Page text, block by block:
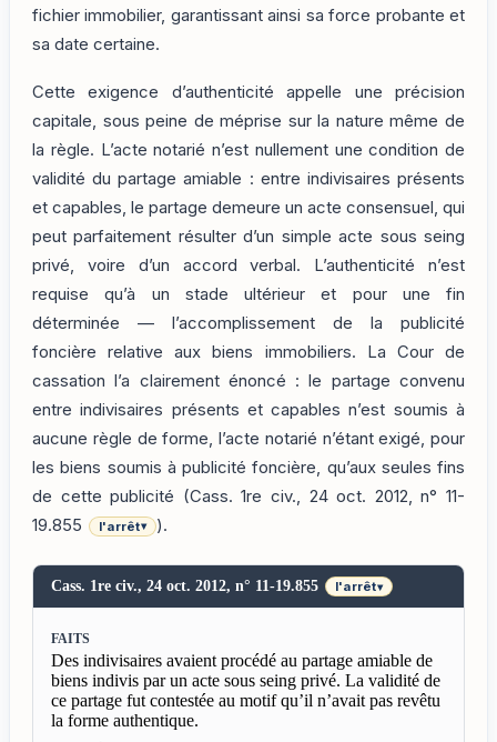
fichier immobilier, garantissant ainsi sa force probante et
sa date certaine.
Cette exigence d’authenticité appelle une précision
capitale, sous peine de méprise sur la nature même de
la règle. L’acte notarié n’est nullement une condition de
validité du partage amiable : entre indivisaires présents
et capables, le partage demeure un acte consensuel, qui
peut parfaitement résulter d’un simple acte sous seing
privé, voire d’un accord verbal. L’authenticité n’est
requise qu’à un stade ultérieur et pour une fin
déterminée — l’accomplissement de la publicité
foncière relative aux biens immobiliers. La Cour de
cassation l’a clairement énoncé : le partage convenu
entre indivisaires présents et capables n’est soumis à
aucune règle de forme, l’acte notarié n’étant exigé, pour
les biens soumis à publicité foncière, qu’aux seules fins
de cette publicité (Cass. 1re civ., 24 oct. 2012, n° 11-
19.855
l'arrêt▾ ).
Cass. 1re civ., 24 oct. 2012, n° 11-19.855 l'arrêt▾
FAITS
Des indivisaires avaient procédé au partage amiable de
biens indivis par un acte sous seing privé. La validité de
ce partage fut contestée au motif qu’il n’avait pas revêtu
la forme authentique.